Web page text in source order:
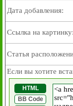
Дата добавления:
Ссылка на картинку:
Статья
Если вы хотите
HTML
BB Code